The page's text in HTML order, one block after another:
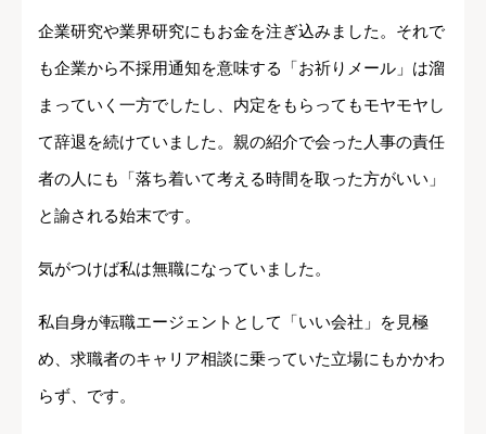
企業研究や業界研究にもお金を注ぎ込みました。それで
も企業から不採用通知を意味する「お祈りメール」は溜
まっていく一方でしたし、内定をもらってもモヤモヤし
て辞退を続けていました。親の紹介で会った人事の責任
者の人にも「落ち着いて考える時間を取った方がいい」
と諭される始末です。
気がつけば私は無職になっていました。
私自身が転職エージェントとして「いい会社」を見極
め、求職者のキャリア相談に乗っていた立場にもかかわ
らず、です。